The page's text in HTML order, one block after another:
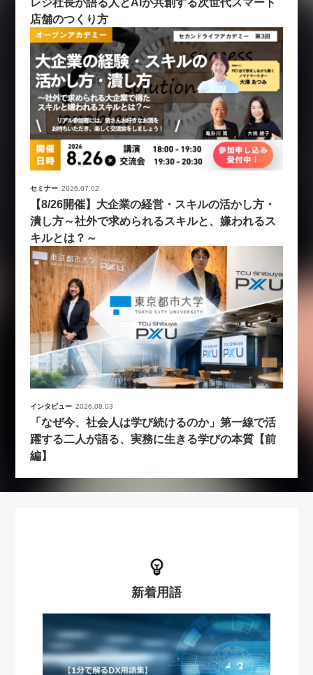
店舗のつくり方
セミナー 2026.07.02
【8/26開催】大企業の経営・スキルの活かし方・
潰し方～社外で求められるスキルと、嫌われるス
キルとは？～
インタビュー 2026.08.03
「なぜ今、社会人は学び続けるのか」第一線で活
躍する二人が語る、実務に生きる学びの本質【前
編】
新着用語